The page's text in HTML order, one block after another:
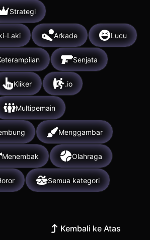
Strategi
Laki Arkade Lucu
Senjata
Kliker .io
Multipemain
Menggambar
Menembak Olahraga
Semua kategori
Kembali ke Atas